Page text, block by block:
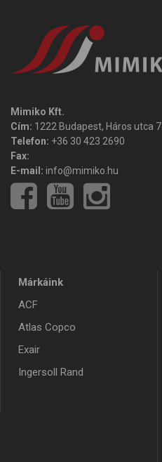
Mimiko Kft.
Cím: 1222 Budapest, Háros utca 7.
Telefon: +36 30 423 2690
Fax:
E-mail: info@mimiko.hu
Márkáink
ACF
Atlas Copco
Exair
Ingersoll Rand